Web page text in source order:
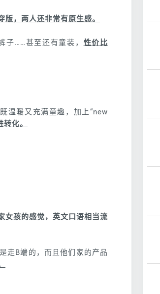
版，两人还非常有原生感。
子……甚至还有童装， 性价比
温暖又充满童趣，加上“new
化。
女孩的感觉，英文口语相当流
走B端的，而且他们家的产品